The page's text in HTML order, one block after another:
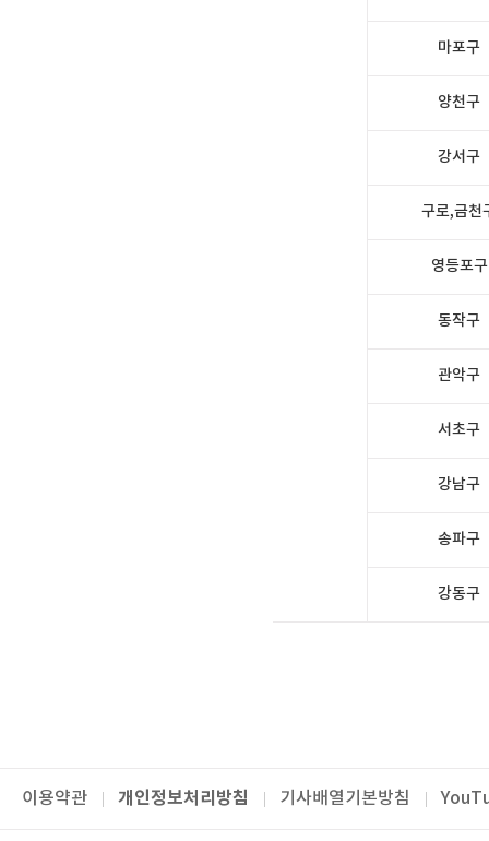
마포구
양천구
강서구
구로,금천
영등포구
동작구
관악구
서초구
강남구
송파구
강동구
이용약관 개인정보처리방침 기사배열기본방침
패밀리사이트